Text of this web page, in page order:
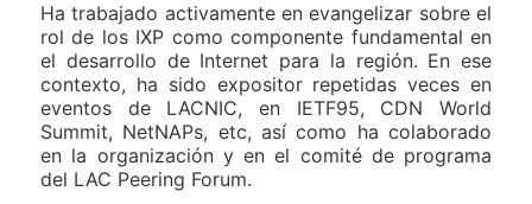
Ha trabajado activamente en evangelizar sobre el
rol de los IXP como componente fundamental en
el desarrollo de Internet para la región. En ese
contexto, ha sido expositor repetidas veces en
eventos de LACNIC, en IETF95, CDN World
Summit, NetNAPs, etc, así como ha colaborado
en la organización y en el comité de programa
del LAC Peering Forum.